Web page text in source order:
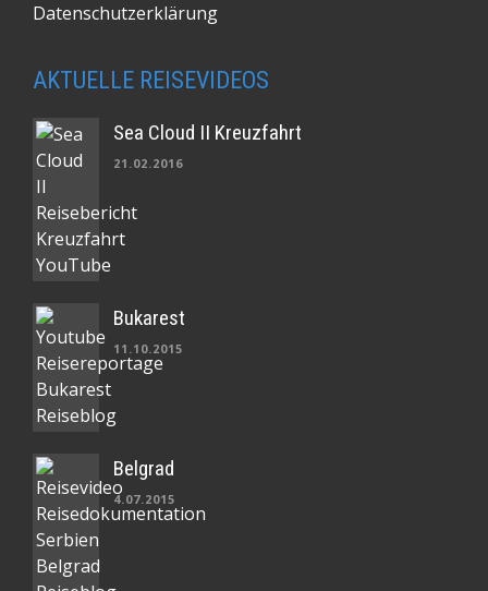
Datenschutzerklärung
AKTUELLE REISEVIDEOS
Sea Cloud II Kreuzfahrt
21.02.2016
Bukarest
11.10.2015
Belgrad
4.07.2015